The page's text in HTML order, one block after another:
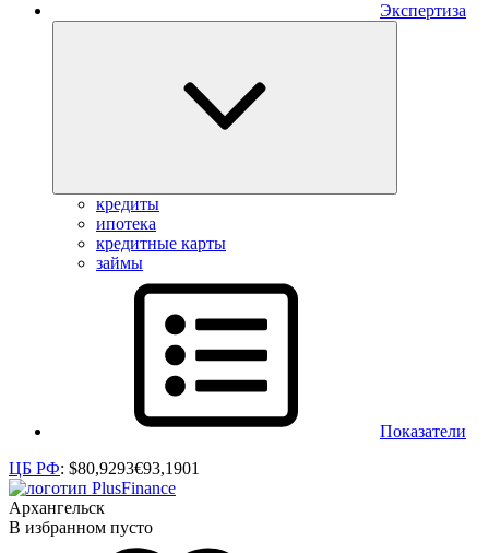
Экспертиза
кредиты
ипотека
кредитные карты
займы
Показатели
ЦБ РФ: $80,9293€93,1901
Архангельск
В избранном пусто